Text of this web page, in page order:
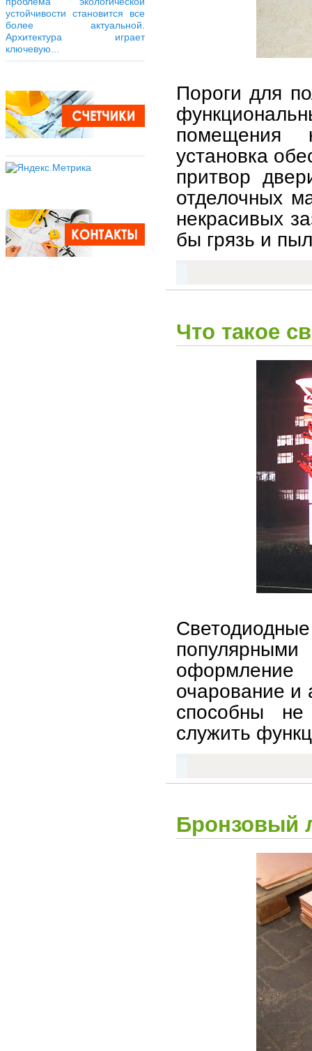
устойчивости становится все
более актуальной.
Архитектура играет
ключевую...
Пороги для
помещения
установка
притвор
отделочных
некрасивых
бы грязь и
Что такое
оформление
очарование и
способны
служить
Бронзовый